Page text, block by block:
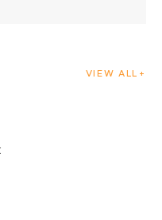
VIEW ALL